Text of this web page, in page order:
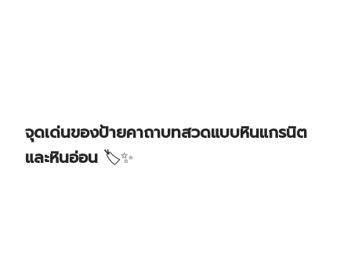
จุดเด่นของป้ายคาถาบทสวดแบบหินแกรนิต
และหินอ่อน 🏷️✨